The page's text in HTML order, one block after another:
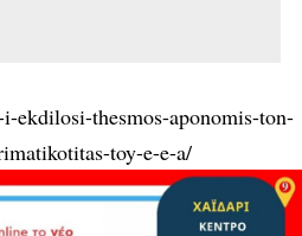
ekdilosi-thesmos-aponomis-ton-
toy-e-e-a/